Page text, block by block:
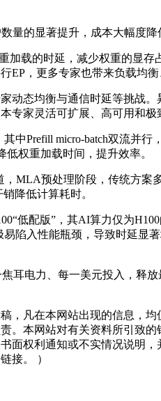
的显著提升，成本大幅度降
的时延，减少权重的显存
，更多专家也带来负载均衡
态均衡与通信时延等挑战。
专家灵活可扩展、高可用和极
micro-batch双流并行
权重加载时间，提升效率。
预处理阶段，传统方案
降低计算耗时。
配版”，其AI算力仅为
陷入性能瓶颈，导致时延显
耳电力、每一美元投入，
凡在本网站出现的信息，均
本网站对有关资料所引致
面权利通知或不实情况说明
接。 ）